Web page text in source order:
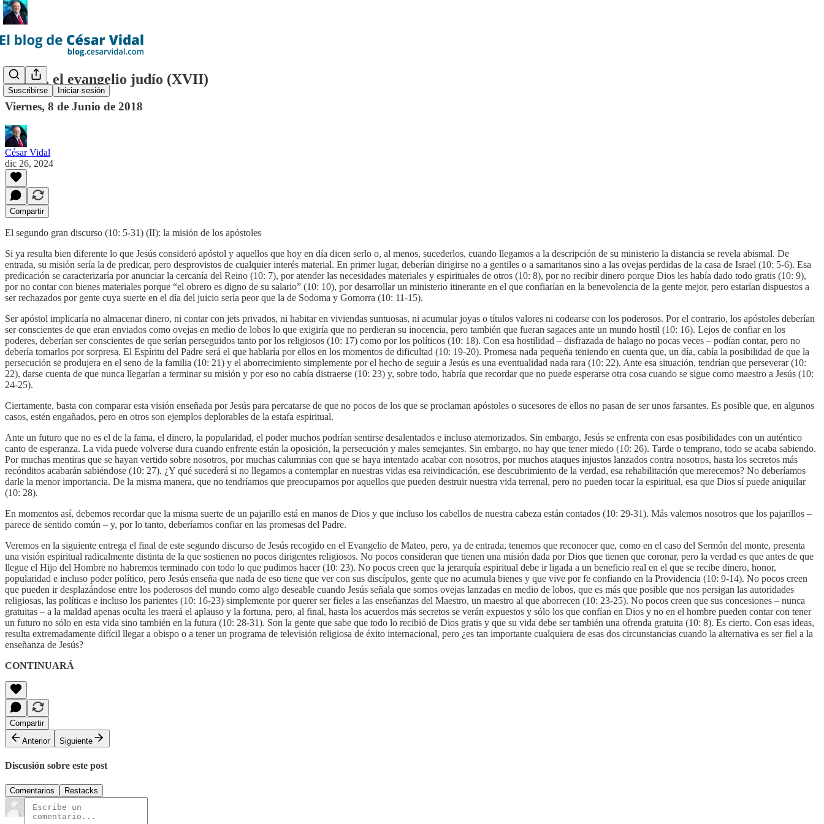
Suscribirse Iniciar sesión
Mateo, el evangelio judío (XVII)
Viernes, 8 de Junio de 2018
César Vidal
dic 26, 2024
Compartir
El segundo gran discurso (10: 5-31) (II): la misión de los apóstoles
Si ya resulta bien diferente lo que Jesús consideró apóstol y aquellos que hoy en día dicen serlo o, al menos, sucederlos, cuando llegamos a la descripción de su ministerio la distancia se revela abismal. De
entrada, su misión sería la de predicar, pero desprovistos de cualquier interés material. En primer lugar, deberían dirigirse no a gentiles o a samaritanos sino a las ovejas perdidas de la casa de Israel (10: 5-6). Esa
predicación se caracterizaría por anunciar la cercanía del Reino (10: 7), por atender las necesidades materiales y espirituales de otros (10: 8), por no recibir dinero porque Dios les había dado todo gratis (10: 9),
por no contar con bienes materiales porque “el obrero es digno de su salario” (10: 10), por desarrollar un ministerio itinerante en el que confiarían en la benevolencia de la gente mejor, pero estarían dispuestos a
ser rechazados por gente cuya suerte en el día del juicio sería peor que la de Sodoma y Gomorra (10: 11-15).
Ser apóstol implicaría no almacenar dinero, ni contar con jets privados, ni habitar en viviendas suntuosas, ni acumular joyas o títulos valores ni codearse con los poderosos. Por el contrario, los apóstoles deberían
ser conscientes de que eran enviados como ovejas en medio de lobos lo que exigiría que no perdieran su inocencia, pero también que fueran sagaces ante un mundo hostil (10: 16). Lejos de confiar en los
poderes, deberían ser conscientes de que serían perseguidos tanto por los religiosos (10: 17) como por los políticos (10: 18). Con esa hostilidad – disfrazada de halago no pocas veces – podían contar, pero no
debería tomarlos por sorpresa. El Espíritu del Padre será el que hablaría por ellos en los momentos de dificultad (10: 19-20). Promesa nada pequeña teniendo en cuenta que, un día, cabía la posibilidad de que la
persecución se produjera en el seno de la familia (10: 21) y el aborrecimiento simplemente por el hecho de seguir a Jesús es una eventualidad nada rara (10: 22). Ante esa situación, tendrían que perseverar (10:
22), darse cuenta de que nunca llegarían a terminar su misión y por eso no cabía distraerse (10: 23) y, sobre todo, habría que recordar que no puede esperarse otra cosa cuando se sigue como maestro a Jesús (10:
24-25).
Ciertamente, basta con comparar esta visión enseñada por Jesús para percatarse de que no pocos de los que se proclaman apóstoles o sucesores de ellos no pasan de ser unos farsantes. Es posible que, en algunos
casos, estén engañados, pero en otros son ejemplos deplorables de la estafa espiritual.
Ante un futuro que no es el de la fama, el dinero, la popularidad, el poder muchos podrían sentirse desalentados e incluso atemorizados. Sin embargo, Jesús se enfrenta con esas posibilidades con un auténtico
canto de esperanza. La vida puede volverse dura cuando enfrente están la oposición, la persecución y males semejantes. Sin embargo, no hay que tener miedo (10: 26). Tarde o temprano, todo se acaba sabiendo.
Por muchas mentiras que se hayan vertido sobre nosotros, por muchas calumnias con que se haya intentado acabar con nosotros, por muchos ataques injustos lanzados contra nosotros, hasta los secretos más
recónditos acabarán sabiéndose (10: 27). ¿Y qué sucederá si no llegamos a contemplar en nuestras vidas esa reivindicación, ese descubrimiento de la verdad, esa rehabilitación que merecemos? No deberíamos
darle la menor importancia. De la misma manera, que no tendríamos que preocuparnos por aquellos que pueden destruir nuestra vida terrenal, pero no pueden tocar la espiritual, esa que Dios sí puede aniquilar
(10: 28).
En momentos así, debemos recordar que la misma suerte de un pajarillo está en manos de Dios y que incluso los cabellos de nuestra cabeza están contados (10: 29-31). Más valemos nosotros que los pajarillos –
parece de sentido común – y, por lo tanto, deberíamos confiar en las promesas del Padre.
Veremos en la siguiente entrega el final de este segundo discurso de Jesús recogido en el Evangelio de Mateo, pero, ya de entrada, tenemos que reconocer que, como en el caso del Sermón del monte, presenta
una visión espiritual radicalmente distinta de la que sostienen no pocos dirigentes religiosos. No pocos consideran que tienen una misión dada por Dios que tienen que coronar, pero la verdad es que antes de que
llegue el Hijo del Hombre no habremos terminado con todo lo que pudimos hacer (10: 23). No pocos creen que la jerarquía espiritual debe ir ligada a un beneficio real en el que se recibe dinero, honor,
popularidad e incluso poder político, pero Jesús enseña que nada de eso tiene que ver con sus discípulos, gente que no acumula bienes y que vive por fe confiando en la Providencia (10: 9-14). No pocos creen
que pueden ir desplazándose entre los poderosos del mundo como algo deseable cuando Jesús señala que somos ovejas lanzadas en medio de lobos, que es más que posible que nos persigan las autoridades
religiosas, las políticas e incluso los parientes (10: 16-23) simplemente por querer ser fieles a las enseñanzas del Maestro, un maestro al que aborrecen (10: 23-25). No pocos creen que sus concesiones – nunca
gratuitas – a la maldad apenas oculta les traerá el aplauso y la fortuna, pero, al final, hasta los acuerdos más secretos se verán expuestos y sólo los que confían en Dios y no en el hombre pueden contar con tener
un futuro no sólo en esta vida sino también en la futura (10: 28-31). Son la gente que sabe que todo lo recibió de Dios gratis y que su vida debe ser también una ofrenda gratuita (10: 8). Es cierto. Con esas ideas,
resulta extremadamente difícil llegar a obispo o a tener un programa de televisión religiosa de éxito internacional, pero ¿es tan importante cualquiera de esas dos circunstancias cuando la alternativa es ser fiel a la
enseñanza de Jesús?
CONTINUARÁ
Compartir
Anterior
Siguiente
Discusión sobre este post
Comentarios Restacks